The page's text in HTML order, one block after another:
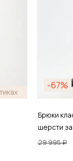
-67%
Брюки
шерсти
29 995 ₽